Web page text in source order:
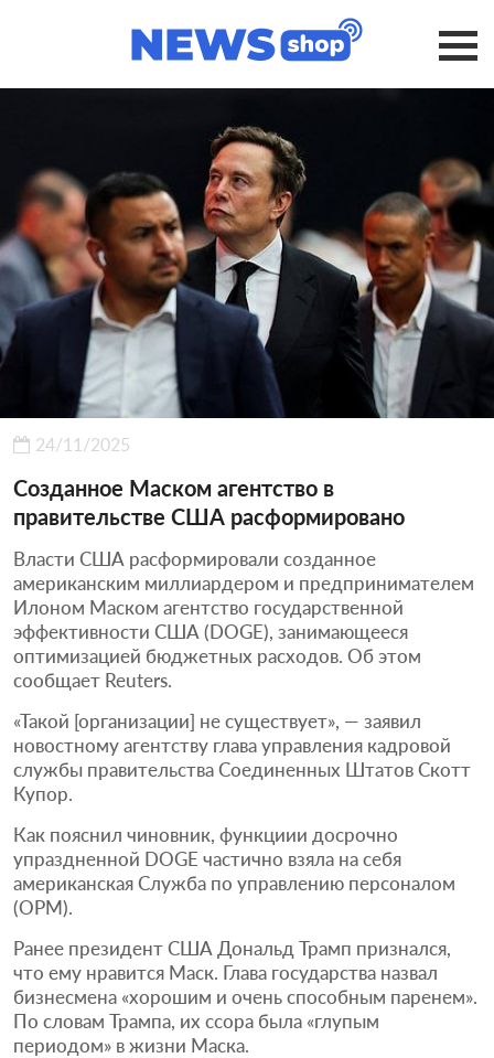
24/11/2025
Созданное Маском агентство в
правительстве США расформировано
Власти США расформировали созданное
американским миллиардером и предпринимателем
Илоном Маском агентство государственной
эффективности США (DOGE), занимающееся
оптимизацией бюджетных расходов. Об этом
сообщает Reuters.
«Такой [организации] не существует», — заявил
новостному агентству глава управления кадровой
службы правительства Соединенных Штатов Скотт
Купор.
Как пояснил чиновник, функциии досрочно
упраздненной DOGE частично взяла на себя
американская Служба по управлению персоналом
(OPM).
Ранее президент США Дональд Трамп признался,
что ему нравится Маск. Глава государства назвал
бизнесмена «хорошим и очень способным паренем».
По словам Трампа, их ссора была «глупым
периодом» в жизни Маска.